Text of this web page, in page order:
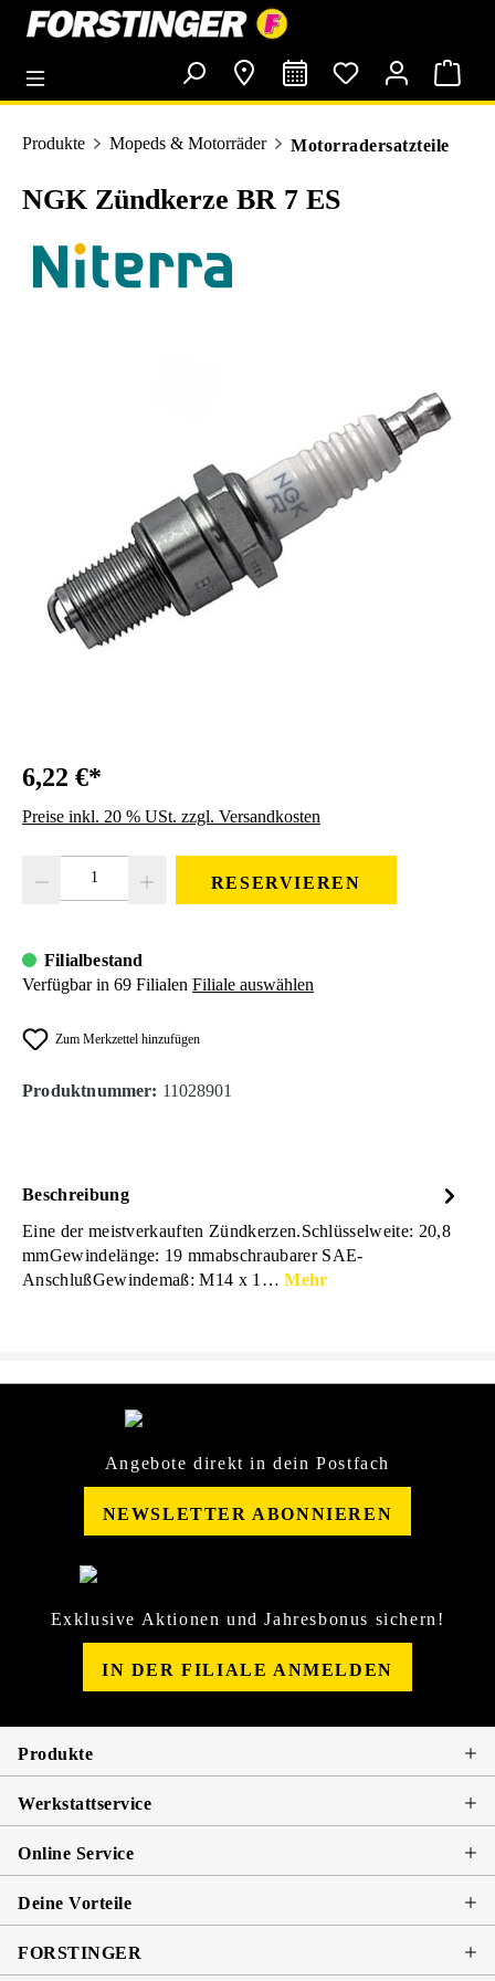
springen
Produkte Mopeds & Motorräder Motorradersatzteile
NGK Zündkerze BR 7 ES
6,22 €*
Preise inkl. 20 % USt. zzgl. Versandkosten
RESERVIEREN
Filialbestand
Verfügbar in 69 Filialen Filiale auswählen
Zum Merkzettel hinzufügen
Produktnummer: 11028901
Beschreibung
Eine der meistverkauften Zündkerzen.Schlüsselweite: 20,8
mmGewindelänge: 19 mmabschraubarer SAE-
AnschlußGewindemaß: M14 x 1…Mehr
Angebote direkt in dein Postfach
NEWSLETTER ABONNIEREN
Exklusive Aktionen und Jahresbonus sichern!
IN DER FILIALE ANMELDEN
Produkte
Werkstattservice
Online Service
Deine Vorteile
FORSTINGER